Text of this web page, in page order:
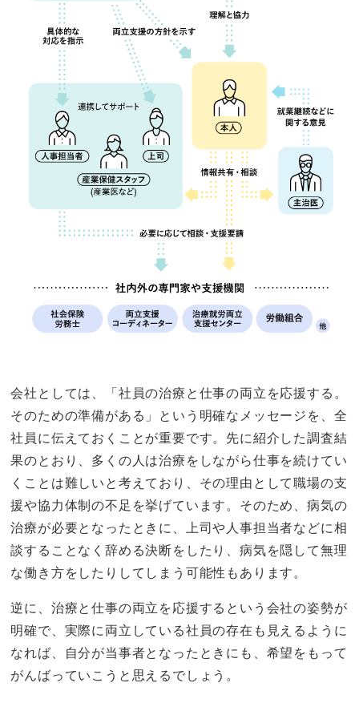
会社としては、「社員の治療と仕事の両立を応援する。
そのための準備がある」という明確なメッセージを、全
社員に伝えておくことが重要です。先に紹介した調査結
果のとおり、多くの人は治療をしながら仕事を続けてい
くことは難しいと考えており、その理由として職場の支
援や協力体制の不足を挙げています。そのため、病気の
治療が必要となったときに、上司や人事担当者などに相
談することなく辞める決断をしたり、病気を隠して無理
な働き方をしたりしてしまう可能性もあります。
逆に、治療と仕事の両立を応援するという会社の姿勢が
明確で、実際に両立している社員の存在も見えるように
なれば、自分が当事者となったときにも、希望をもって
がんばっていこうと思えるでしょう。